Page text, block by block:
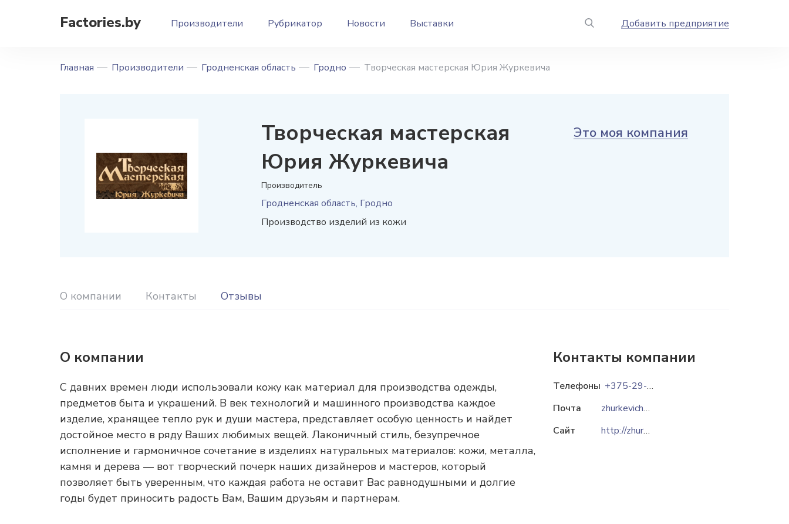
Factories.by Производители Рубрикатор Новости Выставки Добавить предприятие
Главная Производители Гродненская область Гродно Творческая мастерская Юрия Журкевича
Творческая мастерская
Юрия Журкевича
Производитель
Гродненская область, Гродно
Производство изделий из кожи
Это моя компания
О компании Контакты Отзывы
О компании
C давних времен люди использовали кожу как материал для производства одежды,
предметов быта и украшений. В век технологий и машинного производства каждое
изделие, хранящее тепло рук и души мастера, представляет особую ценность и найдет
достойное место в ряду Ваших любимых вещей. Лаконичный стиль, безупречное
исполнение и гармоничное сочетание в изделиях натуральных материалов: кожи, металла,
камня и дерева — вот творческий почерк наших дизайнеров и мастеров, который
позволяет быть уверенным, что каждая работа не оставит Вас равнодушными и долгие
годы будет приносить радость Вам, Вашим друзьям и партнерам.
Контакты компании
Телефоны
+375-29-7846331
Почта
zhurkevichy@mail.ru
Сайт
http://zhurkevich.by